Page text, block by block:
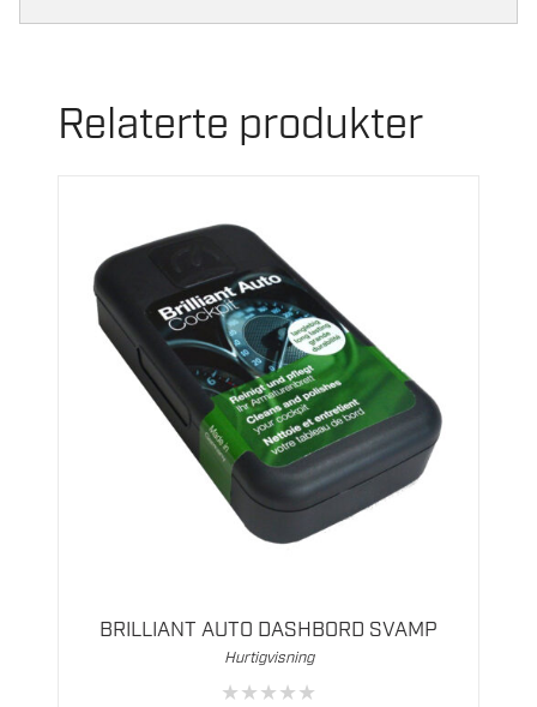
Relaterte produkter
BRILLIANT AUTO DASHBORD SVAMP
Hurtigvisning
★★★★★